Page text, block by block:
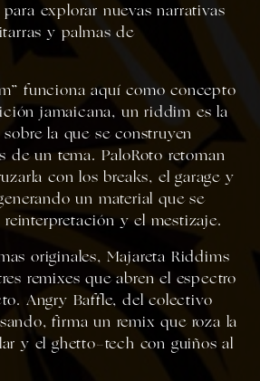
explorar nuevas narrativas
y palmas de
funciona aquí como concepto
jamaicana, un riddim es la
la que se construyen
de un tema. PaloRoto retoman
con los breaks, el garage y
un material que se
reinterpretación y el mestizaje.
originales, Majareta Riddims
remixes que abren el espectro
Angry Baffle, del colectivo
firma un remix que roza la
y el ghetto-tech con guiños al